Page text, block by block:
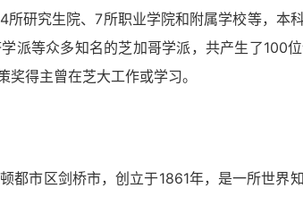
研究生院、7所职业学院和附属学校等，本
派等众多知名的芝加哥学派，共产生了100
得主曾在芝大工作或学习。
都市区剑桥市，创立于1861年，是一所世界